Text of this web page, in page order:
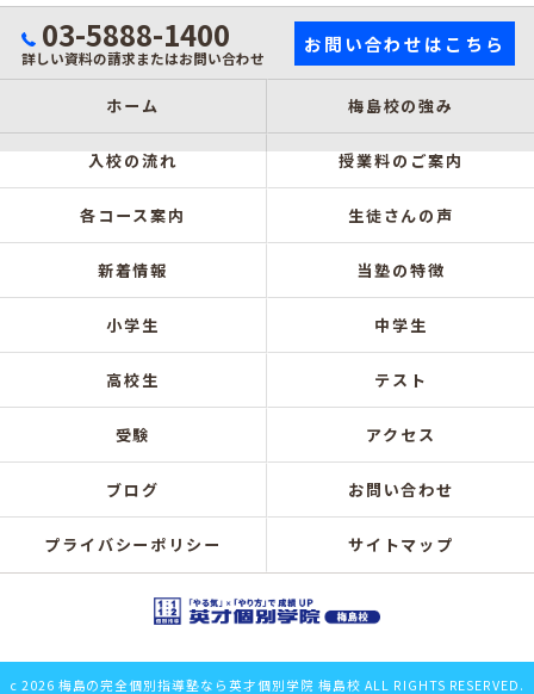
03-5888-1400
詳しい資料の請求またはお問い合わせ
お問い合わせはこちら
ホーム 梅島校の強み
入校の流れ 授業料のご案内
各コース案内 生徒さんの声
新着情報 当塾の特徴
小学生 中学生
高校生 テスト
受験 アクセス
ブログ お問い合わせ
プライバシーポリシー サイトマップ
c 2026 梅島の完全個別指導塾なら英才個別学院 梅島校 ALL RIGHTS RESERVED.